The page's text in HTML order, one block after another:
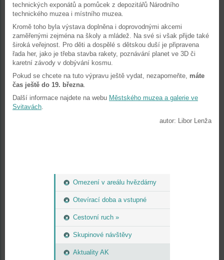
Omezení v areálu hvězdárny
Otevírací doba a vstupné
Cestovní ruch »
Skupinové návštěvy
Aktuality AK
technických exponátů a pomůcek z depozitářů Národního
technického muzea i místního muzea.
Kromě toho byla výstava doplněna i doprovodnými akcemi
zaměřenými zejména na školy a mládež. Na své si však přijde také
široká veřejnost. Pro děti a dospělé s dětskou duší je připravena
řada her, jako je třeba stavba rakety, poznávání planet ve 3D či
karetní závody v dobývání kosmu.
Pokud se chcete na tuto výpravu ještě vydat, nezapomeňte, máte
čas ještě do 19. března.
Další informace najdete na webu Městského muzea a galerie ve
Svitavách.
autor: Libor Lenža